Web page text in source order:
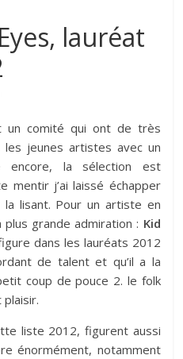
lauréat
un comité qui ont de très
jeunes artistes avec un
encore, la sélection est
mentir j’ai laissé échapper
lisant. Pour un artiste en
plus grande admiration : Kid
dans les lauréats 2012
de talent et qu’il a la
coup de pouce 2. le folk
plaisir.
liste 2012, figurent aussi
énormément, notamment